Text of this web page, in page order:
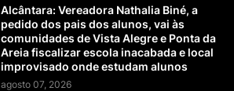
Alcântara: Vereadora Nathalia Biné, a
pedido dos pais dos alunos, vai às
comunidades de Vista Alegre e Ponta da
Areia fiscalizar escola inacabada e local
improvisado onde estudam alunos
agosto 07, 2026